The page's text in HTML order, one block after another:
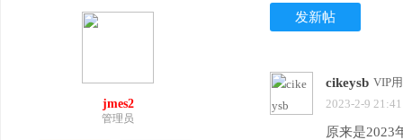
发新帖
cikeysb VIP
2023-2-9
原来是2023
jmes2
管理员